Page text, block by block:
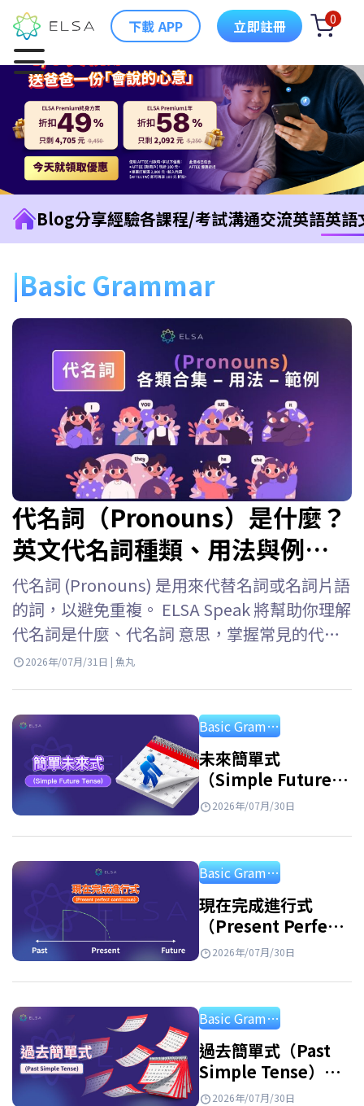
下載 APP 立即註冊 0
Blog分享經驗各課程/考試溝通交流英語英語
Basic Grammar
代名詞（Pronouns）是什麼？
英文代名詞種類、用法與例句
整理
代名詞 (Pronouns) 是用來代替名詞或名詞片語
的詞，以避免重複。 ELSA Speak 將幫助你理解
代名詞是什麼、代名詞 意思，掌握常見的代名
詞類型，以及詳細的代名詞用法以便在英語中
名詞片語的詞，可以避免重複，使句子更簡潔
自然。被代名詞取代的名詞稱為先行詞或前
綴。 例子: Linda is…
2026年/07月/31日 | 魚丸
Basic Grammar
未來簡單式
（Simple Future
Tense）：公式、用
2026年/07月/30日
Basic Grammar
現在完成進行式
（Present Perfect
Continuous
習
2026年/07月/30日
Basic Grammar
過去簡單式（Past
Simple Tense）：
句型公式、用法與附
2026年/07月/30日